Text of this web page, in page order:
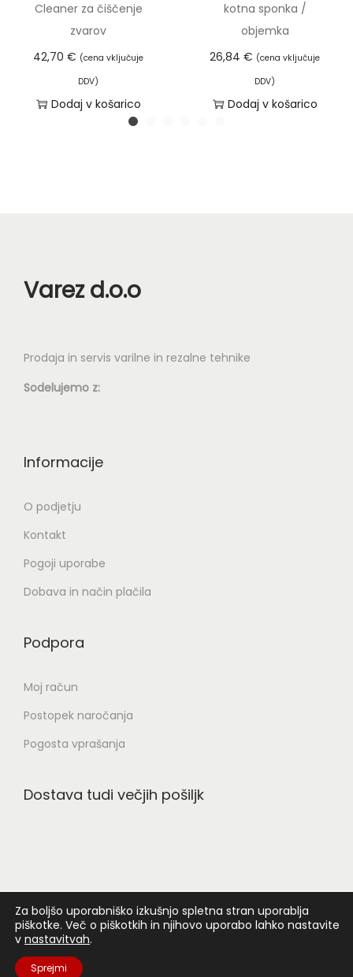
Cleaner za čiščenje
zvarov
42,70 € (cena vključuje
DDV)
Dodaj v košarico
kotna sponka /
objemka
26,84 € (cena vključuje
DDV)
Dodaj v košarico
Varez d.o.o
Prodaja in servis varilne in rezalne tehnike
Sodelujemo z:
Informacije
O podjetju
Kontakt
Pogoji uporabe
Dobava in način plačila
Podpora
Moj račun
Postopek naročanja
Pogosta vprašanja
Dostava tudi večjih pošiljk
© 2024VAREZ.si:
Za boljšo uporabniško izkušnjo spletna stran uporablja
piškotke. Več o piškotkih in njihovo uporabo lahko nastavite
v nastavitvah.
Sprejmi